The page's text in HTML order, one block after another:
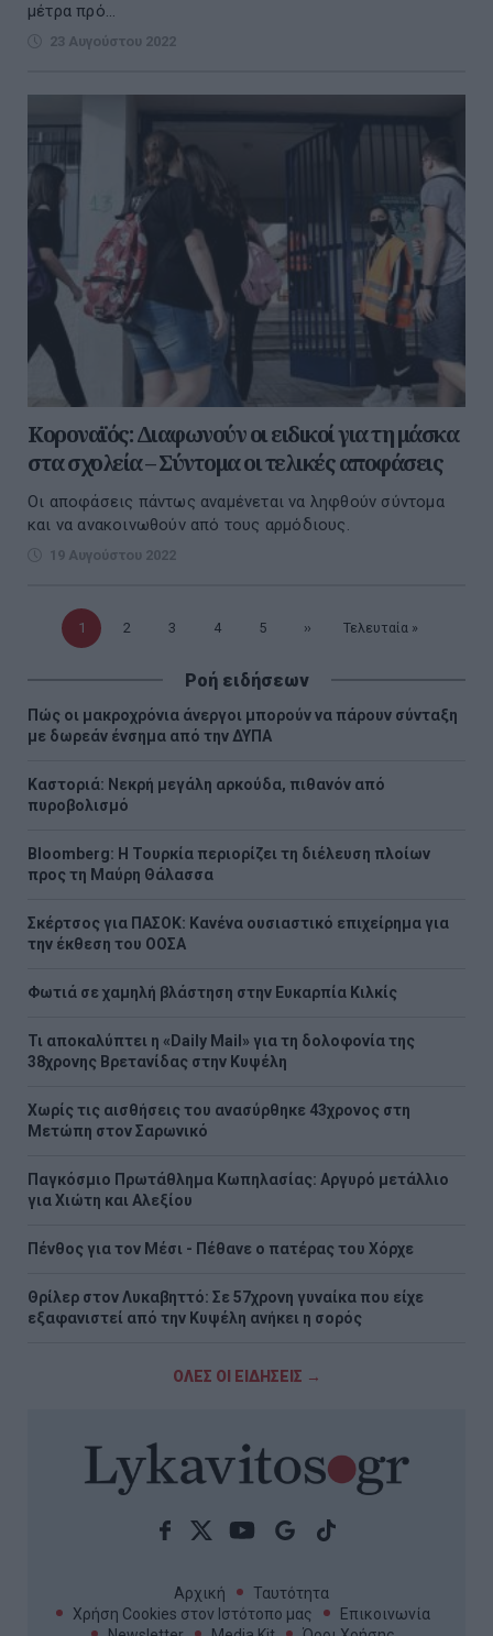
μέτρα πρό...
23 Αυγούστου 2022
Κοροναϊός: Διαφωνούν οι ειδικοί για τη μάσκα
στα σχολεία – Σύντομα οι τελικές αποφάσεις
Οι αποφάσεις πάντως αναμένεται να ληφθούν σύντομα
και να ανακοινωθούν από τους αρμόδιους.
19 Αυγούστου 2022
Τρέχουσα
1 Σελίδα
2 Σελίδα
3 Σελίδα
4 Σελίδα
5 Επόμενη
›› Τελευταία
Τελευταία »
Ροή ειδήσεων
Πώς οι μακροχρόνια άνεργοι μπορούν να πάρουν σύνταξη
με δωρεάν ένσημα από την ΔΥΠΑ
Καστοριά: Νεκρή μεγάλη αρκούδα, πιθανόν από
πυροβολισμό
Bloomberg: Η Τουρκία περιορίζει τη διέλευση πλοίων
προς τη Μαύρη Θάλασσα
Σκέρτσος για ΠΑΣΟΚ: Κανένα ουσιαστικό επιχείρημα για
την έκθεση του ΟΟΣΑ
Φωτιά σε χαμηλή βλάστηση στην Ευκαρπία Κιλκίς
Τι αποκαλύπτει η «Daily Mail» για τη δολοφονία της
38χρονης Βρετανίδας στην Κυψέλη
Χωρίς τις αισθήσεις του ανασύρθηκε 43χρονος στη
Μετώπη στον Σαρωνικό
Παγκόσμιο Πρωτάθλημα Κωπηλασίας: Αργυρό μετάλλιο
για Χιώτη και Αλεξίου
Πένθος για τον Μέσι - Πέθανε ο πατέρας του Χόρχε
Θρίλερ στον Λυκαβηττό: Σε 57χρονη γυναίκα που είχε
εξαφανιστεί από την Κυψέλη ανήκει η σορός
ΟΛΕΣ ΟΙ ΕΙΔΗΣΕΙΣ →
Αρχική
Ταυτότητα
Χρήση Cookies στον Ιστότοπο μας
Επικοινωνία